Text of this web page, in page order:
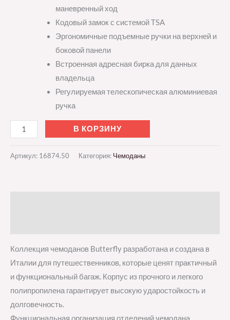
маневренный ход
Кодовый замок с системой TSA
Эргономичные подъемные ручки на верхней и
боковой панели
Встроенная адресная бирка для данных
владельца
Регулируемая телескопическая алюминиевая
ручка
В КОРЗИНУ
Артикул: 16874.50 Категория: Чемоданы
Коллекция чемоданов Butterfly разработана и создана в
Италии для путешественников, которые ценят практичный
и функциональный багаж. Корпус из прочного и легкого
полипропилена гарантирует высокую ударостойкость и
долговечность.
Функциональная организация отделений чемодана